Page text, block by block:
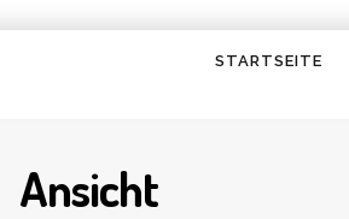
STARTSEITE
Ansicht